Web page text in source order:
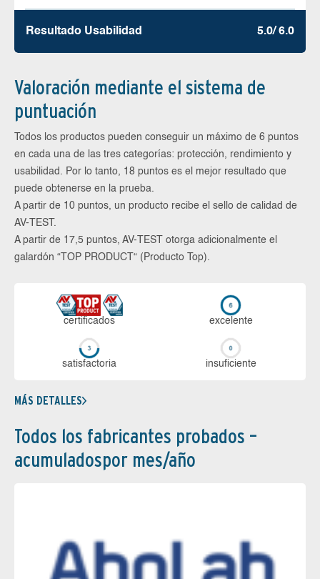
Resultado Usabilidad 5.0/ 6.0
Valoración mediante el sistema de
puntuación
Todos los productos pueden conseguir un máximo de 6 puntos
en cada una de las tres categorías: protección, rendimiento y
usabilidad. Por lo tanto, 18 puntos es el mejor resultado que
puede obtenerse en la prueba.
A partir de 10 puntos, un producto recibe el sello de calidad de
AV-TEST.
A partir de 17,5 puntos, AV-TEST otorga adicionalmente el
galardón “TOP PRODUCT“ (Producto Top).
certi­ficados ex­ce­len­te
sa­tis­fac­to­ria in­su­fi­cien­te
MÁS DETALLES
Todos los fabricantes probados –
acumuladospor mes/año